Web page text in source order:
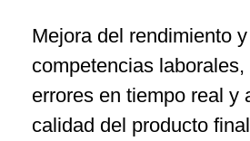
Mejora del rendimiento
competencias
errores en tiempo real y
calidad del producto